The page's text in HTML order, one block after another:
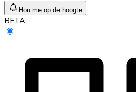
Hou me op de hoogte
BETA